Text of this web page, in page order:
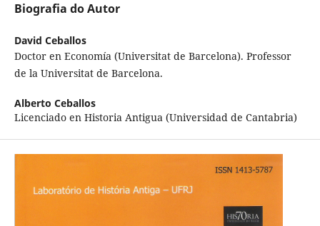
Biografia do Autor
David Ceballos
Doctor en Economía (Universitat de Barcelona). Professor
de la Universitat de Barcelona.
Alberto Ceballos
Licenciado en Historia Antigua (Universidad de Cantabria)